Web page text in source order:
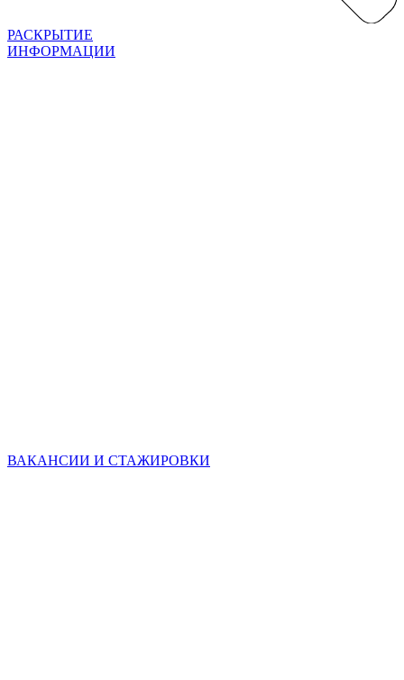
РАСКРЫТИЕ
ИНФОРМАЦИИ
ВАКАНСИИ И СТАЖИРОВКИ